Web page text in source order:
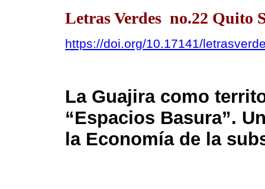
Letras Verdes no.22 Quito
https://doi.org/10.17141/
La Guajira como
“Espacios Basura”.
la Economía de la